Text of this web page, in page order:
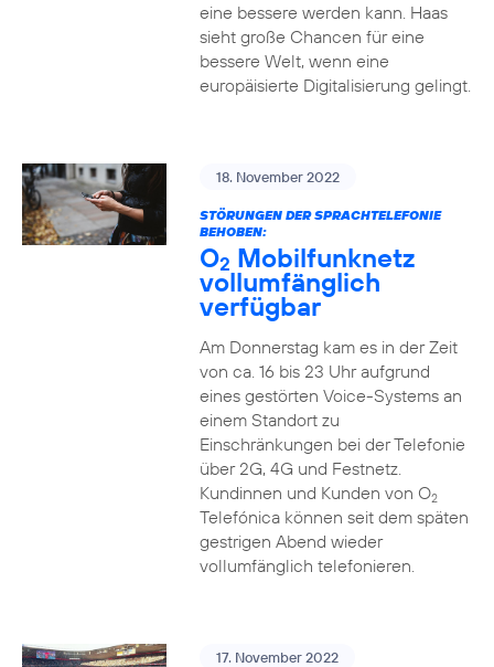
eine bessere werden kann. Haas
sieht große Chancen für eine
bessere Welt, wenn eine
europäisierte Digitalisierung gelingt.
18. November 2022
STÖRUNGEN DER SPRACHTELEFONIE
BEHOBEN:
O2 Mobilfunknetz
vollumfänglich
verfügbar
Am Donnerstag kam es in der Zeit
von ca. 16 bis 23 Uhr aufgrund
eines gestörten Voice-Systems an
einem Standort zu
Einschränkungen bei der Telefonie
über 2G, 4G und Festnetz.
Kundinnen und Kunden von O2
Telefónica können seit dem späten
gestrigen Abend wieder
vollumfänglich telefonieren.
17. November 2022